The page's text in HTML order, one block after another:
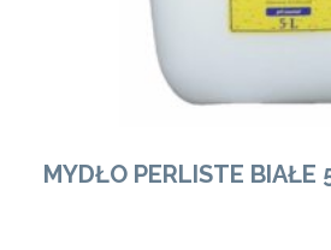
MYDŁO PERLISTE BIAŁE